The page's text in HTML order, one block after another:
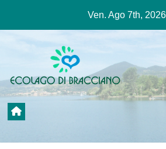
contenuto
Ven. Ago 7th, 2026